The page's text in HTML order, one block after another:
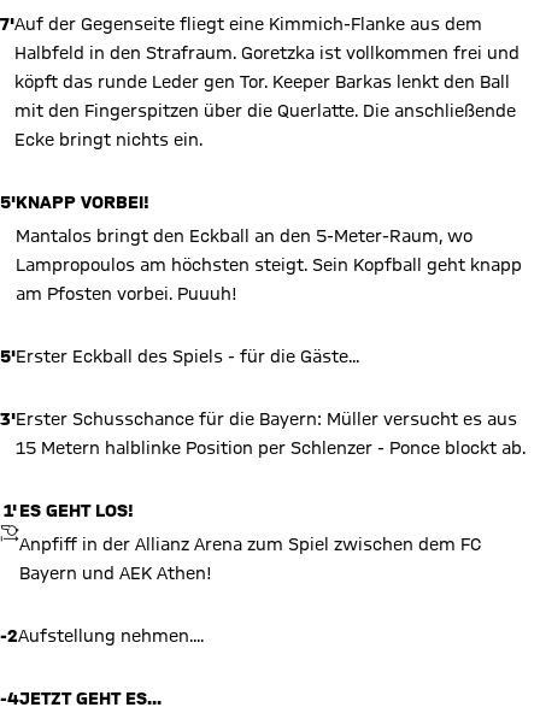
7'Auf der Gegenseite fliegt eine Kimmich-Flanke aus dem
Halbfeld in den Strafraum. Goretzka ist vollkommen frei und
köpft das runde Leder gen Tor. Keeper Barkas lenkt den Ball
mit den Fingerspitzen über die Querlatte. Die anschließende
Ecke bringt nichts ein.
5'KNAPP VORBEI!
Mantalos bringt den Eckball an den 5-Meter-Raum, wo
Lampropoulos am höchsten steigt. Sein Kopfball geht knapp
am Pfosten vorbei. Puuuh!
5'Erster Eckball des Spiels - für die Gäste...
3'Erster Schusschance für die Bayern: Müller versucht es aus
15 Metern halblinke Position per Schlenzer - Ponce blockt ab.
1'
ANPFIFF
ES GEHT LOS!
Anpfiff in der Allianz Arena zum Spiel zwischen dem FC
Bayern und AEK Athen!
-2Aufstellung nehmen....
-4JETZT GEHT ES...